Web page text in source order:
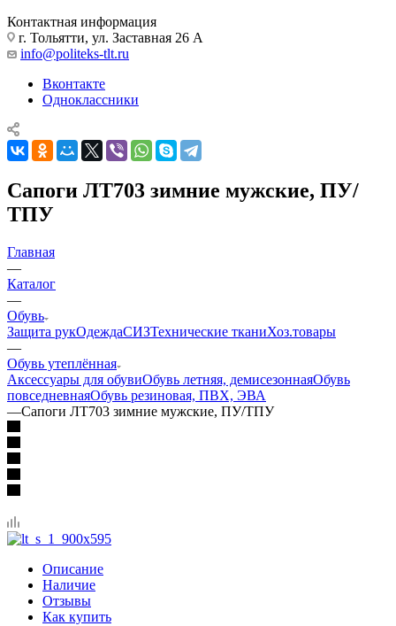
Контактная информация
г. Тольятти, ул. Заставная 26 А
info@politeks-tlt.ru
Вконтакте
Одноклассники
Сапоги ЛТ703 зимние мужские, ПУ/
ТПУ
Главная
—
Каталог
—
Обувь
Защита рукОдеждаСИЗТехнические тканиХоз.товары
—
Обувь утеплённая
Аксессуары для обувиОбувь летняя, демисезоннаяОбувь
повседневнаяОбувь резиновая, ПВХ, ЭВА
—Сапоги ЛТ703 зимние мужские, ПУ/ТПУ
Описание
Наличие
Отзывы
Как купить